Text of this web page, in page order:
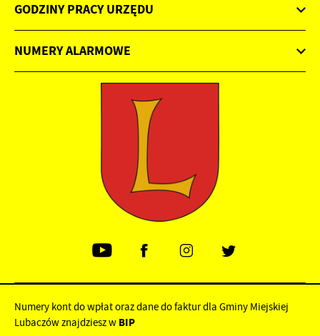
GODZINY PRACY URZĘDU
NUMERY ALARMOWE
Numery kont do wpłat oraz dane do faktur dla Gminy Miejskiej
Lubaczów znajdziesz w BIP